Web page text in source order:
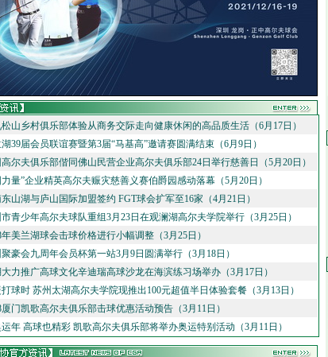
山乡村俱乐部体验从商务交际走向健康休闲的高品质生活（6月17日）
39届会员联谊赛暨第3届“马基高”邀请赛圆满结束（6月9日）
尔夫俱乐部偕同佛山民营企业高尔夫俱乐部24日举行慈善日（5月20日）
量”企业精英高尔夫赈灾慈善义赛伯爵园感动落幕（5月20日）
山湖与庐山国际加盟签约 FGT球会扩军至16家（4月21日）
青少年高尔夫球队重组3月23日在观澜湖高尔夫学院举行（3月25日）
年美兰湖球会击球价格进行小幅调整（3月25日）
豪会九周年会员杯第一站3月9日圆满举行（3月18日）
力推广高球文化辛迪瑞高球沙龙在海滨练习场举办（3月17日）
球时 苏州太湖高尔夫学院现推出100元超值半日体验套餐（3月13日）
厦门凯歌高尔夫俱乐部击球优惠活动预告（3月11日）
运年 高球也精彩 凯歌高尔夫俱乐部将举办奥运特别活动（3月11日）